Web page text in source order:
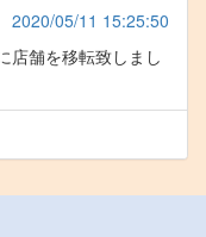
2020/05/11 15:25:50
店舗を移転致しまし